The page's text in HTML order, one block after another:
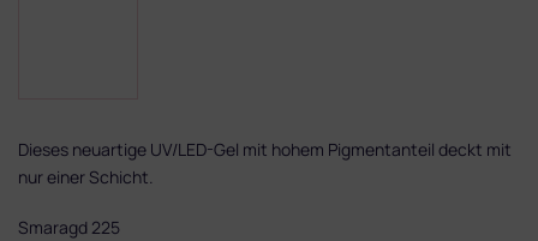
Dieses neuartige UV/LED-Gel mit hohem Pigmentanteil deckt mit
nur einer Schicht.
Smaragd 225